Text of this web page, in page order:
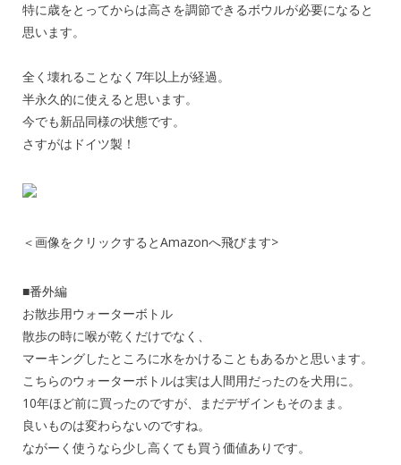
特に歳をとってからは高さを調節できるボウルが必要になると
思います。
全く壊れることなく7年以上が経過。
半永久的に使えると思います。
今でも新品同様の状態です。
さすがはドイツ製！
＜画像をクリックするとAmazonへ飛びます>
■番外編
お散歩用ウォーターボトル
散歩の時に喉が乾くだけでなく、
マーキングしたところに水をかけることもあるかと思います。
こちらのウォーターボトルは実は人間用だったのを犬用に。
10年ほど前に買ったのですが、まだデザインもそのまま。
良いものは変わらないのですね。
ながーく使うなら少し高くても買う価値ありです。